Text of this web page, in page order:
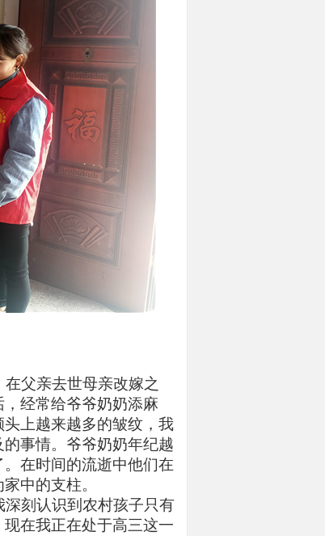
父亲去世母亲改嫁之
经常给爷爷奶奶添麻
上越来越多的皱纹，我
事情。爷爷奶奶年纪越
在时间的流逝中他们在
中的支柱。
刻认识到农村孩子只有
在我正在处于高三这一